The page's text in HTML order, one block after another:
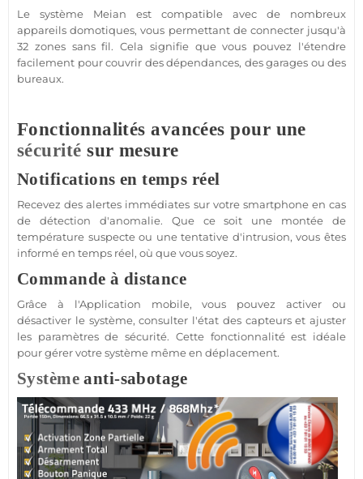
Le système Meian est compatible avec de nombreux
appareils domotiques, vous permettant de connecter jusqu'à
32 zones sans fil. Cela signifie que vous pouvez l'étendre
facilement pour couvrir des dépendances, desgarages ou des
bureaux.
Fonctionnalités avancées pour une
sécurité sur mesure
Notifications en temps réel
Recevez des alertes immédiates sur votre smartphoneen cas
de détection d'anomalie. Que ce soit une montée de
température suspecte ou une tentative d'intrusion, vous êtes
informé en temps réel, où que vous soyez.
Commande à distance
Grâce à l'Application mobile, vous pouvez activer ou
désactiver le système, consulter l'état des capteurs et ajuster
les paramètres desécurité. Cette fonctionnalité est idéale
pour gérer votresystème même en déplacement.
Systèmeanti-sabotage